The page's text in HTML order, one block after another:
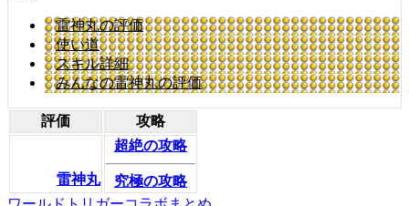
雷神丸の評価
使い道
スキル詳細
みんなの雷神丸の評価
評価 攻略
雷神丸
超絶の攻略
究極の攻略